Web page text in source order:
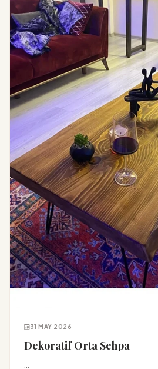
31 MAY 2026
Dekoratif Orta Sehpa
...